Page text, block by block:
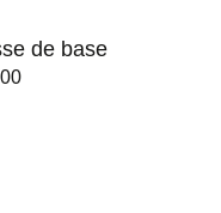
de base